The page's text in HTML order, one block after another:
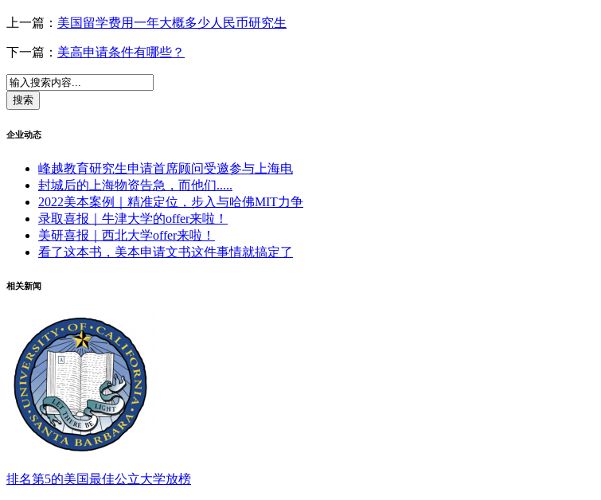
上一篇： 美国留学费用一年大概多少人民币研究生
下一篇： 美高申请条件有哪些？
企业动态
峰越教育研究生申请首席顾问受邀参与上海电
封城后的上海物资告急，而他们.....
2022美本案例｜精准定位，步入与哈佛MIT力争
录取喜报｜牛津大学的offer来啦！
美研喜报｜西北大学offer来啦！
看了这本书，美本申请文书这件事情就搞定了
相关新闻
排名第5的美国最佳公立大学放榜